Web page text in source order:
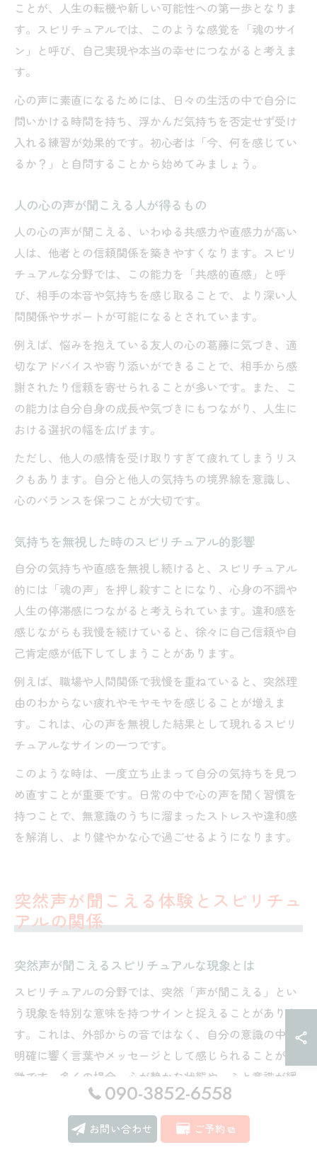
ことが、人生の転機や新しい可能性への第一歩となりま
す。スピリチュアルでは、このような感覚を「魂のサイ
ン」と呼び、自己実現や本当の幸せにつながると考えま
す。
心の声に素直になるためには、日々の生活の中で自分に
問いかける時間を持ち、浮かんだ気持ちを否定せず受け
入れる練習が効果的です。初心者は「今、何を感じてい
るか？」と自問することから始めてみましょう。
人の心の声が聞こえる人が得るもの
人の心の声が聞こえる、いわゆる共感力や直感力が高い
人は、他者との信頼関係を築きやすくなります。スピリ
チュアルな分野では、この能力を「共感的直感」と呼
び、相手の本音や気持ちを感じ取ることで、より深い人
間関係やサポートが可能になるとされています。
例えば、悩みを抱えている友人の心の葛藤に気づき、適
切なアドバイスや寄り添いができることで、相手から感
謝されたり信頼を寄せられることが多いです。また、こ
の能力は自分自身の成長や気づきにもつながり、人生に
おける選択の幅を広げます。
ただし、他人の感情を受け取りすぎて疲れてしまうリス
クもあります。自分と他人の気持ちの境界線を意識し、
心のバランスを保つことが大切です。
気持ちを無視した時のスピリチュアル的影響
自分の気持ちや直感を無視し続けると、スピリチュアル
的には「魂の声」を押し殺すことになり、心身の不調や
人生の停滞感につながると考えられています。違和感を
感じながらも我慢を続けていると、徐々に自己信頼や自
己肯定感が低下してしまうことがあります。
例えば、職場や人間関係で我慢を重ねていると、突然理
由のわからない疲れやモヤモヤを感じることが増えま
す。これは、心の声を無視した結果として現れるスピリ
チュアルなサインの一つです。
このような時は、一度立ち止まって自分の気持ちを見つ
め直すことが重要です。日常の中で心の声を聞く習慣を
持つことで、無意識のうちに溜まったストレスや違和感
を解消し、より健やかな心で過ごせるようになります。
突然声が聞こえる体験とスピリチュ
アルの関係
突然声が聞こえるスピリチュアルな現象とは
スピリチュアルの分野では、突然「声が聞こえる」とい
う現象を特別な意味を持つサインと捉えることがありま
す。これは、外部からの音ではなく、自分の意識の中で
明確に響く言葉やメッセージとして感じられることが特
徴です。多くの場合、心が静かな状態や、ふと意識が緩
んだ瞬間に現れやすいといわれています。
この現象は、単なる空耳や思い込みと混同しやすいた
め、最初は戸惑う方も少なくありません。しかし、スピ
090-3852-6558
お問い合わせ ご予約